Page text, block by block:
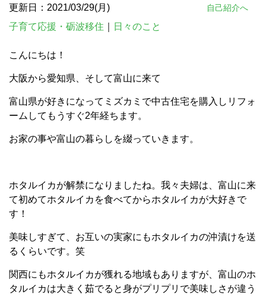
自己紹介へ
更新日：2021/03/29(月)
子育て応援・砺波移住
日々のこと
こんにちは！
大阪から愛知県、そして富山に来て
富山県が好きになってミズカミで中古住宅を購入しリフォ
ームしてもうすぐ2年経ちます。
お家の事や富山の暮らしを綴っていきます。
ホタルイカが解禁になりましたね。我々夫婦は、富山に来
て初めてホタルイカを食べてからホタルイカが大好きで
す！
美味しすぎて、お互いの実家にもホタルイカの沖漬けを送
るくらいです。笑
関西にもホタルイカが獲れる地域もありますが、富山のホ
タルイカは大きく茹でると身がプリプリで美味しさが違う